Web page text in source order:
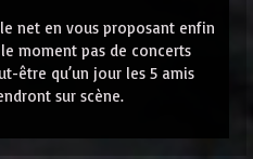
net en vous proposant enfin
moment pas de concerts
être qu’un jour les 5 amis
sur scène.